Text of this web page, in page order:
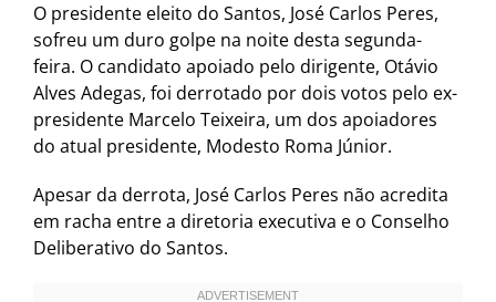
O presidente eleito do Santos, José Carlos Peres,
sofreu um duro golpe na noite desta segunda-
feira. O candidato apoiado pelo dirigente, Otávio
Alves Adegas, foi derrotado por dois votos pelo ex-
presidente Marcelo Teixeira, um dos apoiadores
do atual presidente, Modesto Roma Júnior.
Apesar da derrota, José Carlos Peres não acredita
em racha entre a diretoria executiva e o Conselho
Deliberativo do Santos.